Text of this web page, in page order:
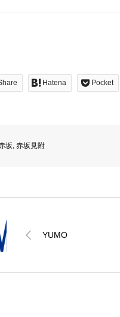
Hatena Pocket
坂, 赤坂見附
YUMO